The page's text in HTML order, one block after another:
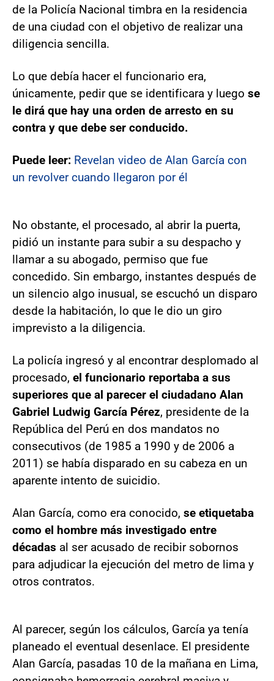
de la Policía Nacional timbra en la residencia
de una ciudad con el objetivo de realizar una
diligencia sencilla.
Lo que debía hacer el funcionario era,
únicamente, pedir que se identificara y luego se
le dirá que hay una orden de arresto en su
contra y que debe ser conducido.
Puede leer: Revelan video de Alan García con
un revolver cuando llegaron por él
No obstante, el procesado, al abrir la puerta,
pidió un instante para subir a su despacho y
llamar a su abogado, permiso que fue
concedido. Sin embargo, instantes después de
un silencio algo inusual, se escuchó un disparo
desde la habitación, lo que le dio un giro
imprevisto a la diligencia.
La policía ingresó y al encontrar desplomado al
procesado, el funcionario reportaba a sus
superiores que al parecer el ciudadano Alan
Gabriel Ludwig García Pérez, presidente de la
República del Perú en dos mandatos no
consecutivos (de 1985 a 1990 y de 2006 a
2011) se había disparado en su cabeza en un
aparente intento de suicidio.
Alan García, como era conocido, se etiquetaba
como el hombre más investigado entre
décadas al ser acusado de recibir sobornos
para adjudicar la ejecución del metro de lima y
otros contratos.
Al parecer, según los cálculos, García ya tenía
planeado el eventual desenlace. El presidente
Alan García, pasadas 10 de la mañana en Lima,